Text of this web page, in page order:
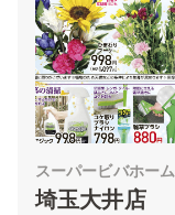
スーパービバホーム
埼玉大井店